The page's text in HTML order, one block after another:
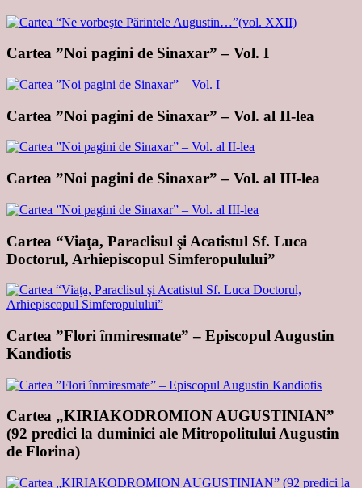
Cartea ”Noi pagini de Sinaxar” – Vol. I
Cartea ”Noi pagini de Sinaxar” – Vol. al II-lea
Cartea ”Noi pagini de Sinaxar” – Vol. al III-lea
Cartea “Viaţa, Paraclisul şi Acatistul Sf. Luca
Doctorul, Arhiepiscopul Simferopulului”
Cartea ”Flori înmiresmate” – Episcopul Augustin
Kandiotis
Cartea „KIRIAKODROMION AUGUSTINIAN”
(92 predici la duminici ale Mitropolitului Augustin
de Florina)